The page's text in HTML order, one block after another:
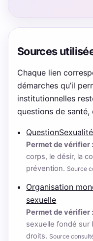
Sources
Chaque lien
démarches qu’il
institutionnelles
questions de
Permet de vérifier :
corps, le désir, la
prévention. Source
Organisation
sexuelle
Permet de vérifier :
sexuelle fondé sur
droits. Source